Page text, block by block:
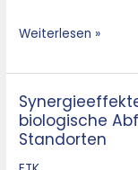
Synergien
Weiterlesen »
biologische
Standorten
Synergieeffekte
durch
thermische
und